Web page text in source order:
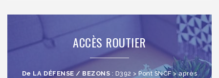
ACCÈS ROUTIER
De LA DÉFENSE / BEZONS : D392 > Pont SNCF > après